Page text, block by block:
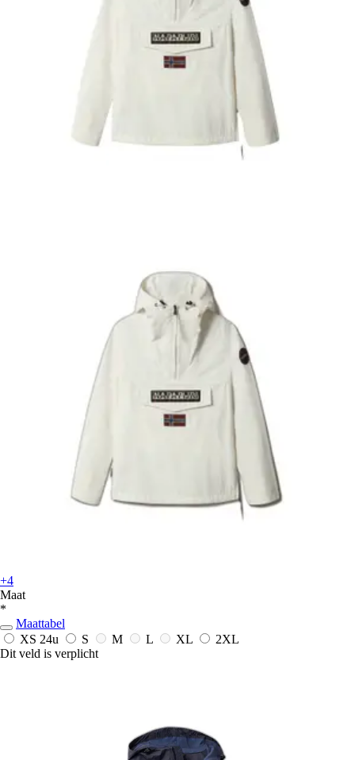
+4
Maat
*
Maattabel
XS 24u S M L XL
2XL
Dit veld is verplicht